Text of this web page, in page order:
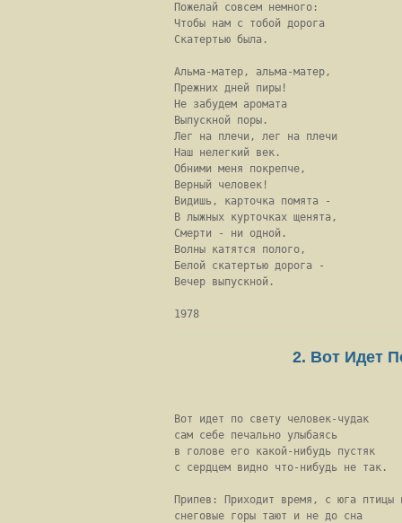
Пожелай совсем немного:
Чтобы нам с тобой дорога
Скатертью была.
Альма-матер, альма-матер,
Прежних дней пиры!
Не забудем аромата
Выпускной поры.
Лег на плечи, лег на плечи
Наш нелегкий век.
Обними меня покрепче,
Верный человек!
Видишь, карточка помята -
В лыжных курточках щенята,
Смерти - ни одной.
Волны катятся полого,
Белой скатертью дорога -
Вечер выпускной.
1978
2. Вот Идет
Вот идет по свету человек-чудак
сам себе печально улыбаясь
в голове его какой-нибудь пустяк
с сердцем видно что-нибудь не так.
Припев: Приходит время, с юга птицы
снеговые горы тают и не до сна